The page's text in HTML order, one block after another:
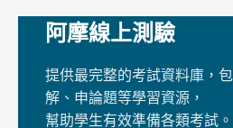
阿摩線上測驗
提供最完整的考試資料庫，
解、申論題等學習資源，
幫助學生有效準備各類考試。